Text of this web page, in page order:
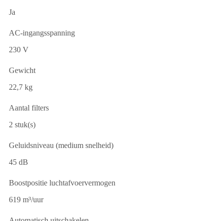
Ja
AC-ingangsspanning
230 V
Gewicht
22,7 kg
Aantal filters
2 stuk(s)
Geluidsniveau (medium snelheid)
45 dB
Boostpositie luchtafvoervermogen
619 m³/uur